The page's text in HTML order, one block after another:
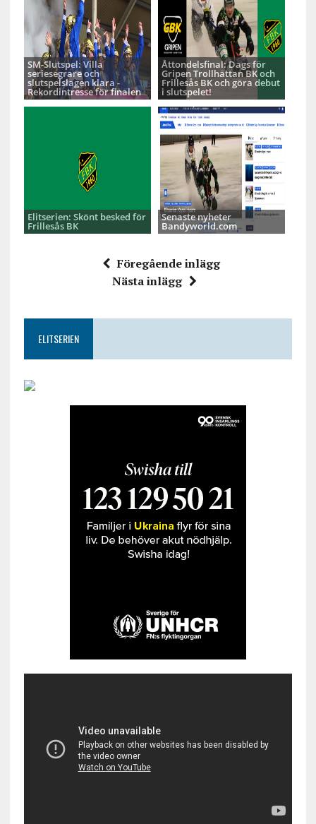
SM-Slutspel: Villa
seriesegrare och
slutspelslagen klara -
Rekordintresse för finalen
Åttondelsfinal: Dags för
Gripen Trollhättan BK och
Frillesås BK och göra debut
i slutspelet!
Elitserien: Skönt besked för
Frillesås BK
Senaste nyheter
Bandyworld.com
Föregående inlägg
Nästa inlägg
ELITSERIEN